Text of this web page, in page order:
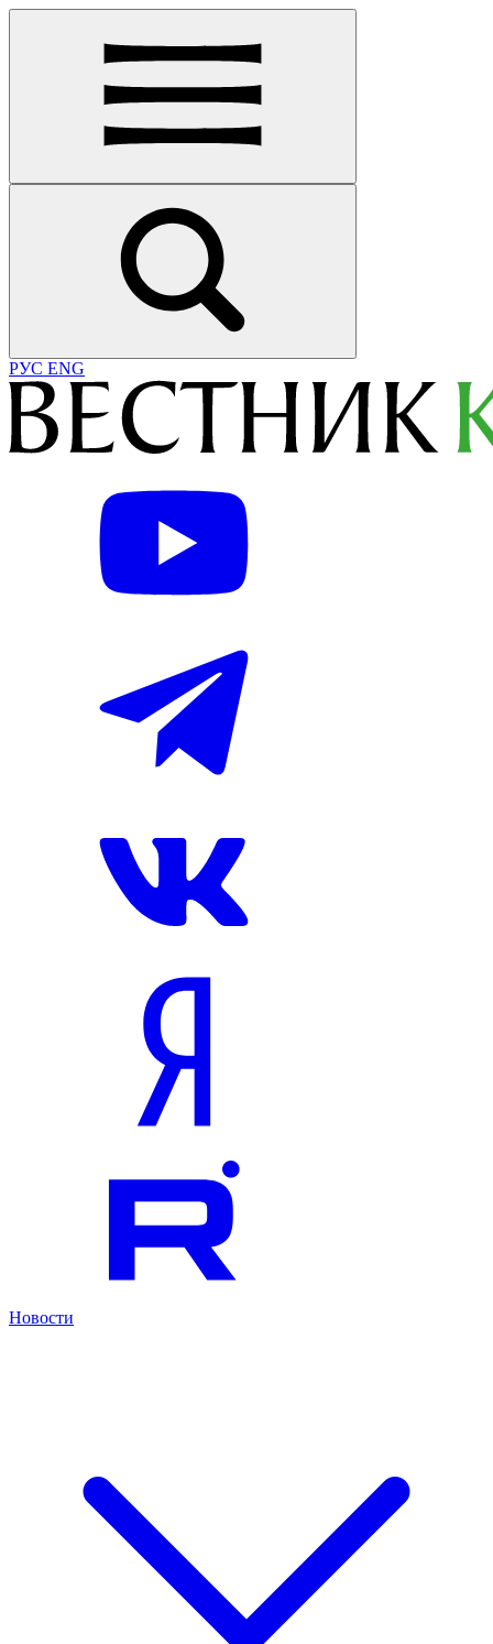
РУС ENG
Новости